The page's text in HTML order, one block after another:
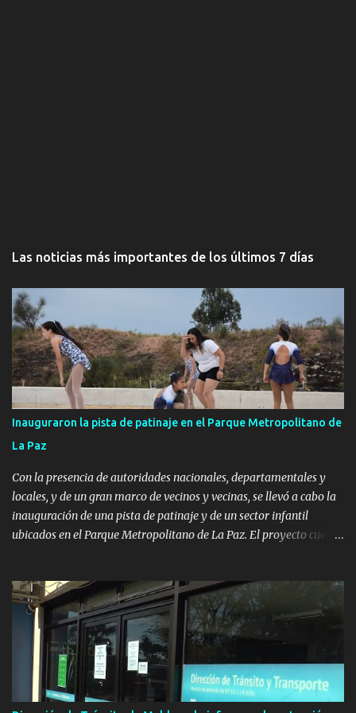
Las noticias más importantes de los últimos 7 días
Inauguraron la pista de patinaje en el Parque Metropolitano de
La Paz
Con la presencia de autoridades nacionales, departamentales y
locales, y de un gran marco de vecinos y vecinas, se llevó a cabo la
inauguración de una pista de patinaje y de un sector infantil
ubicados en el Parque Metropolitano de La Paz. El proyecto cuenta
Pública de OPP, así como aportes del Gobierno de Canelones y del
Ministerio de Transporte y Obras Públicas. La nueva
infraestructura deportiva consiste en una plataforma de 35 m por
20 m con banco de hormigón sobre sus laterales. Su destino será
polifuncional, permitiendo la práctica de patín, hockey, gimnasia y
la realización de eventos culturales. Próximo a la pista, se
instalaron juegos infantiles y equipamiento urbano (bancos de